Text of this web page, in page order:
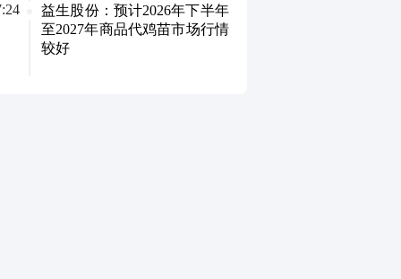
益生股份：预计2026年下半年
至2027年商品代鸡苗市场行情
较好